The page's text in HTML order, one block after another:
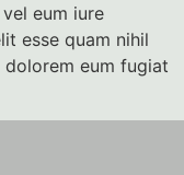
eum iure
esse quam nihil
eum fugiat